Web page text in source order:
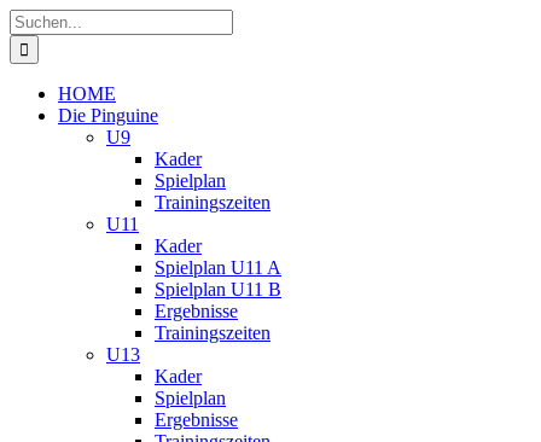
Zum
Inhalt
springen
Suche
nach:
HOME
Die Pinguine
U9
Kader
Spielplan
Trainingszeiten
U11
Kader
Spielplan U11 A
Spielplan U11 B
Ergebnisse
Trainingszeiten
U13
Kader
Spielplan
Ergebnisse